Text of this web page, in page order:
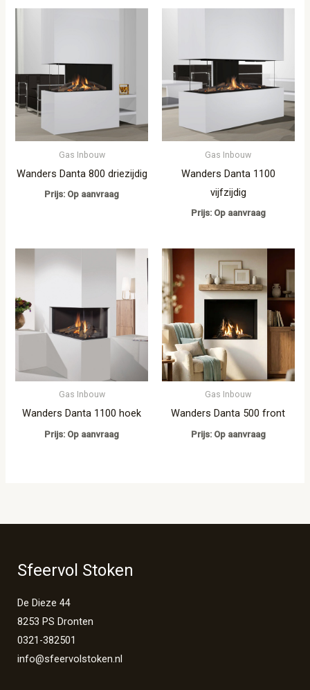
Gas Inbouw
Wanders Danta 800 driezijdig
Prijs: Op aanvraag
Gas Inbouw
Wanders Danta 1100
vijfzijdig
Prijs: Op aanvraag
Gas Inbouw
Wanders Danta 1100 hoek
Prijs: Op aanvraag
Gas Inbouw
Wanders Danta 500 front
Prijs: Op aanvraag
Sfeervol Stoken
De Dieze 44
8253 PS Dronten
0321-382501
info@sfeervolstoken.nl